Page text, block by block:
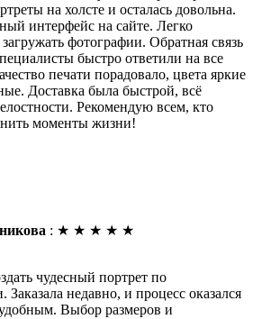
на холсте и осталась довольна.
интерфейс на сайте. Легко
фотографии. Обратная связь
быстро ответили на все
печати порадовало, цвета яркие
Доставка была быстрой, всё
Рекомендую всем, кто
моменты жизни!
: ★ ★ ★ ★ ★
чудесный портрет по
Заказала недавно, и процесс оказался
Выбор размеров и